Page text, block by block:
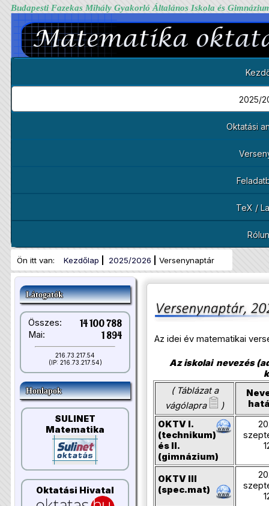
Budapesti Fazekas Mihály Gyakorló Általános Iskola és
2025/
Oktatási
TeX /
Ön itt van: Kezdőlap 2025/2026 Versenynaptár
Látogatók
Összes: 14 100 788
Mai: 1 894
216.73.217.54
(IP: 216.73.217.54)
Honlapok
SULINET
Matematika
Oktatási Hivatal
Az idei év matematikai
Az iskolai nevezés
( Táblázat a
vágólapra
)
OKTV I.
(technikum)
és II.
(gimnázium)
OKTV III
(spec.mat)